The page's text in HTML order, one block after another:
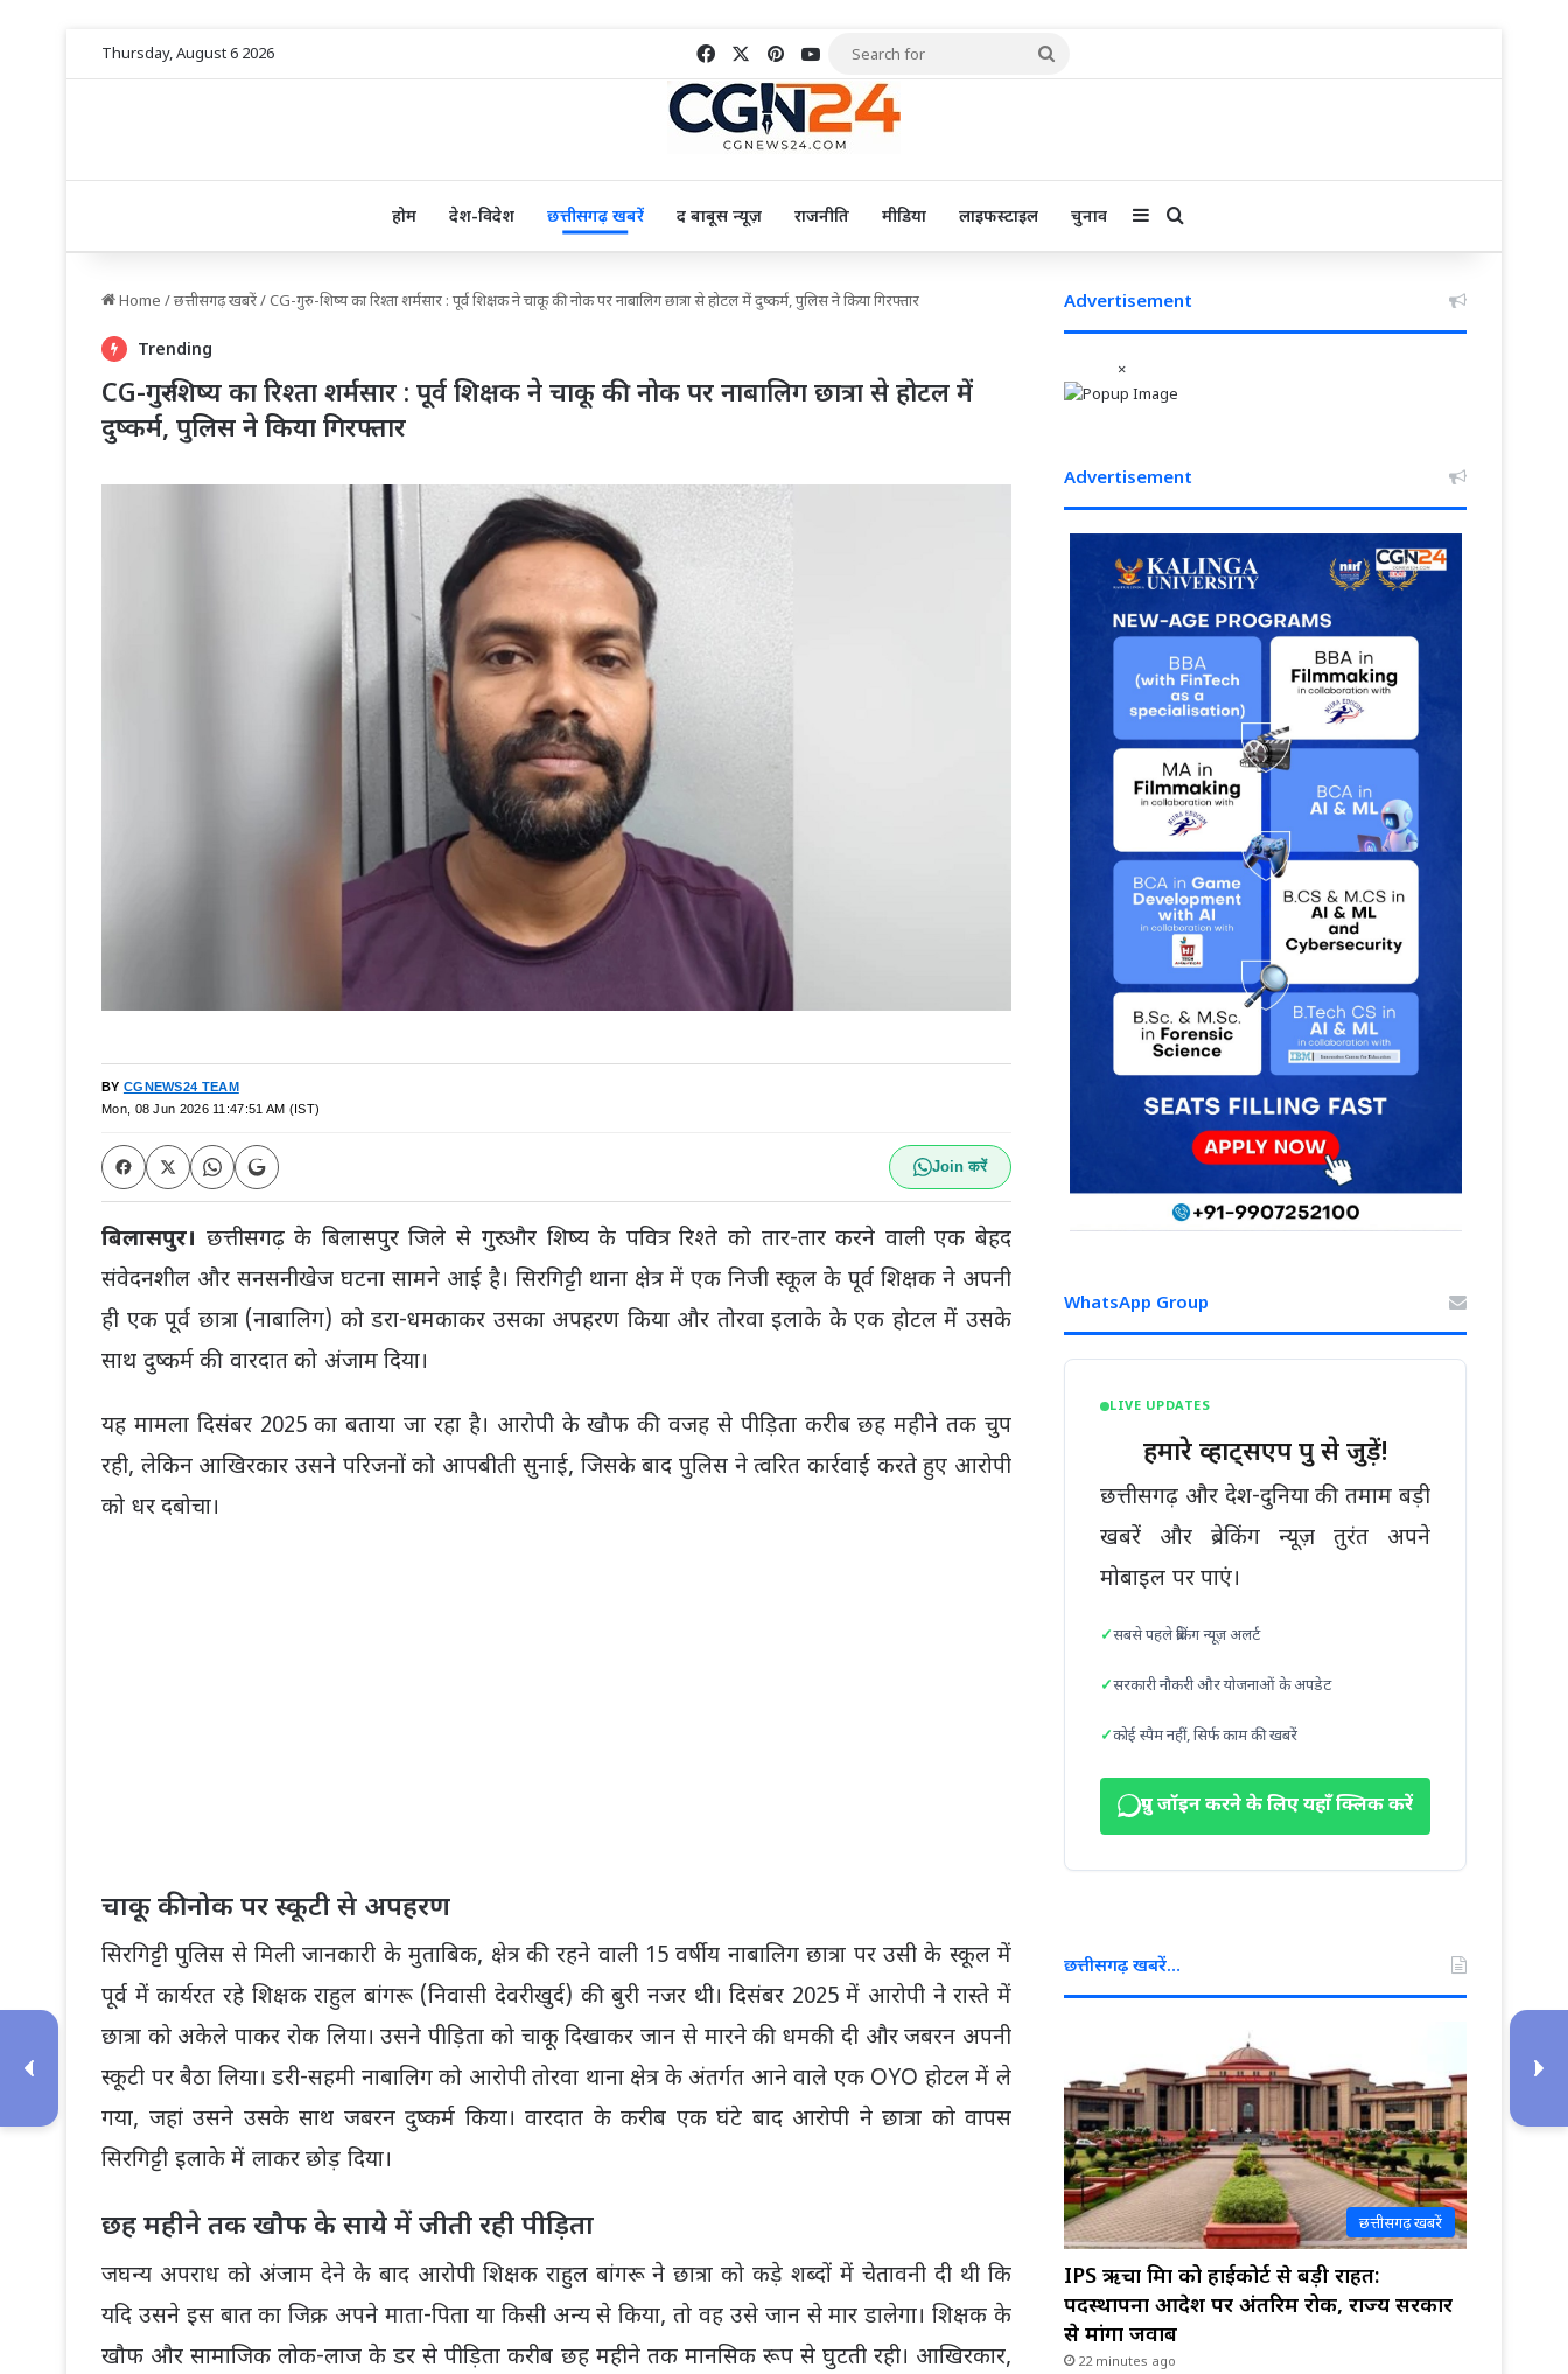
Thursday, August 6 2026 FacebookPinterest
YouTube
होम देश-विदेश छत्तीसगढ़ खबरें द बाबूस न्यूज़ राजनीति मीडिया लाइफस्टाइल चुनाव Sidebar
Home /छत्तीसगढ़ खबरें/CG-गुरु-शिष्य का रिश्ता शर्मसार : पूर्व शिक्षक ने चाकू की नोक पर नाबालिग छात्रा से होटल में दुष्कर्म, पुलिस ने किया गिरफ्तार
Trending
CG-गुरु-शिष्य का रिश्ता शर्मसार : पूर्व शिक्षक ने चाकू की नोक पर नाबालिग छात्रा से होटल में
दुष्कर्म, पुलिस ने किया गिरफ्तार
BY CGNEWS24 TEAM
Mon, 08 Jun 2026 11:47:51 AM (IST)
Join करें
बिलासपुर। छत्तीसगढ़ के बिलासपुर जिले से गुरु और शिष्य के पवित्र रिश्ते को तार-तार करने वाली एक बेहद
संवेदनशील और सनसनीखेज घटना सामने आई है। सिरगिट्टी थाना क्षेत्र में एक निजी स्कूल के पूर्व शिक्षक ने अपनी
ही एक पूर्व छात्रा (नाबालिग) को डरा-धमकाकर उसका अपहरण किया और तोरवा इलाके के एक होटल में उसके
साथ दुष्कर्म की वारदात को अंजाम दिया।
यह मामला दिसंबर 2025 का बताया जा रहा है। आरोपी के खौफ की वजह से पीड़िता करीब छह महीने तक चुप
रही, लेकिन आखिरकार उसने परिजनों को आपबीती सुनाई, जिसके बाद पुलिस ने त्वरित कार्रवाई करते हुए आरोपी
को धर दबोचा।
चाकू की नोक पर स्कूटी से अपहरण
सिरगिट्टी पुलिस से मिली जानकारी के मुताबिक, क्षेत्र की रहने वाली 15 वर्षीय नाबालिग छात्रा पर उसी के स्कूल में
पूर्व में कार्यरत रहे शिक्षक राहुल बांगरू (निवासी देवरीखुर्द) की बुरी नजर थी। दिसंबर 2025 में आरोपी ने रास्ते में
छात्रा को अकेले पाकर रोक लिया। उसने पीड़िता को चाकू दिखाकर जान से मारने की धमकी दी और जबरन अपनी
स्कूटी पर बैठा लिया। डरी-सहमी नाबालिग को आरोपी तोरवा थाना क्षेत्र के अंतर्गत आने वाले एक OYO होटल में ले
गया, जहां उसने उसके साथ जबरन दुष्कर्म किया। वारदात के करीब एक घंटे बाद आरोपी ने छात्रा को वापस
सिरगिट्टी इलाके में लाकर छोड़ दिया।
छह महीने तक खौफ के साये में जीती रही पीड़िता
जघन्य अपराध को अंजाम देने के बाद आरोपी शिक्षक राहुल बांगरू ने छात्रा को कड़े शब्दों में चेतावनी दी थी कि
यदि उसने इस बात का जिक्र अपने माता-पिता या किसी अन्य से किया, तो वह उसे जान से मार डालेगा। शिक्षक के
खौफ और सामाजिक लोक-लाज के डर से पीड़िता करीब छह महीने तक मानसिक रूप से घुटती रही। आखिरकार,
Advertisement
×
Advertisement
WhatsApp Group
LIVE UPDATES
हमारे व्हाट्सएप ग्रुप से जुड़ें!
छत्तीसगढ़ और देश-दुनिया की तमाम बड़ी
खबरें और ब्रेकिंग न्यूज़ तुरंत अपने
मोबाइल पर पाएं।
सबसे पहले ब्रेकिंग न्यूज़ अलर्ट
सरकारी नौकरी और योजनाओं के अपडेट
कोई स्पैम नहीं, सिर्फ काम की खबरें
ग्रुप जॉइन करने के लिए यहाँ क्लिक करें
छत्तीसगढ़ खबरें…
छत्तीसगढ़ खबरें
IPS ऋचा मिश्रा को हाईकोर्ट से बड़ी राहत:
पदस्थापना आदेश पर अंतरिम रोक, राज्य सरकार
से मांगा जवाब
22 minutes ago